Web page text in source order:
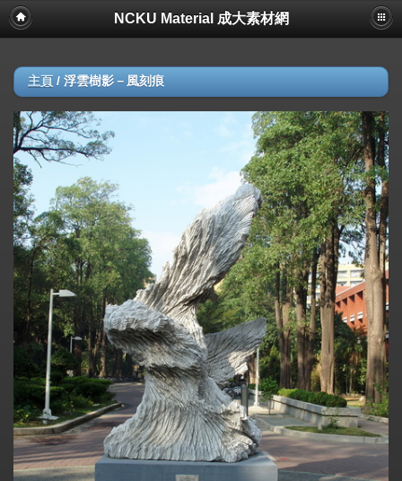
NCKU Material 成大素材網
主頁 / 浮雲樹影－風刻痕